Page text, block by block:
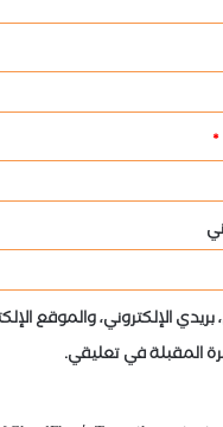
*
الإلكتروني، والموقع
المقبلة في تعليقي.